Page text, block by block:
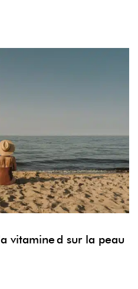
vitamine d sur la peau